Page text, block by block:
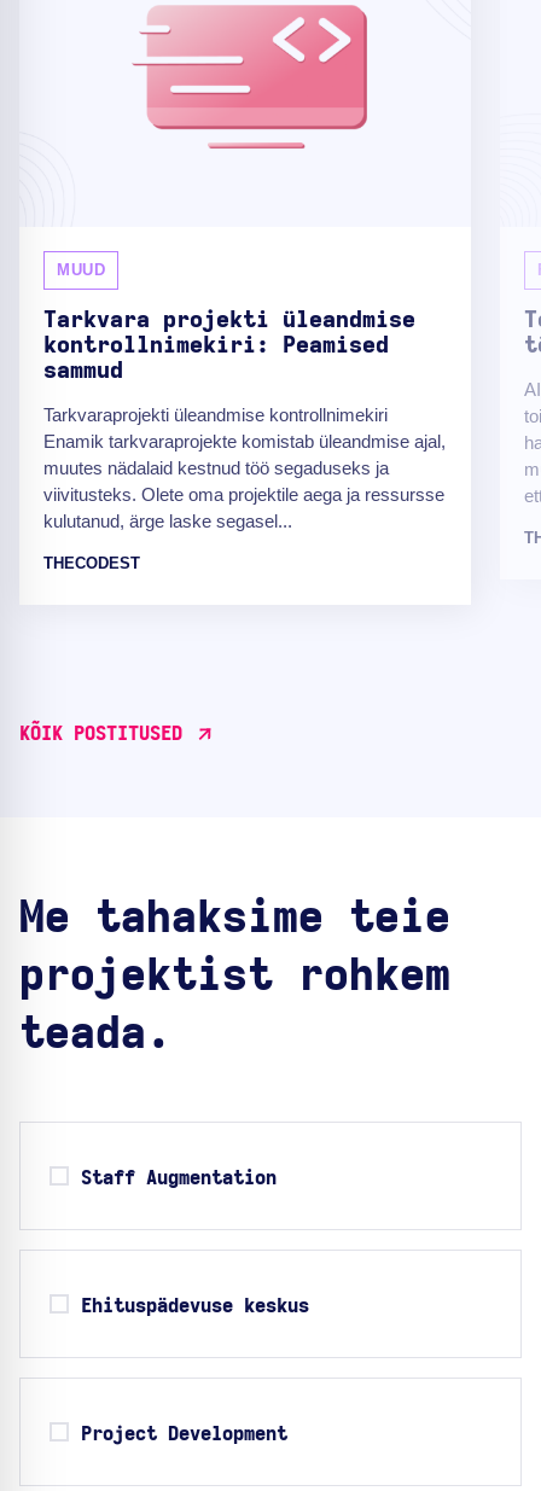
MUUD
Tarkvara projekti üleandmise
kontrollnimekiri: Peamised
sammud
Tarkvaraprojekti üleandmise kontrollnimekiri
Enamik tarkvaraprojekte komistab üleandmise ajal,
muutes nädalaid kestnud töö segaduseks ja
viivitusteks. Olete oma projektile aega ja ressursse
kulutanud, ärge laske segasel...
THECODEST
KÕIK POSTITUSED
Me tahaksime teie
projektist rohkem
teada.
Staff Augmentation
Ehituspädevuse keskus
Project Development